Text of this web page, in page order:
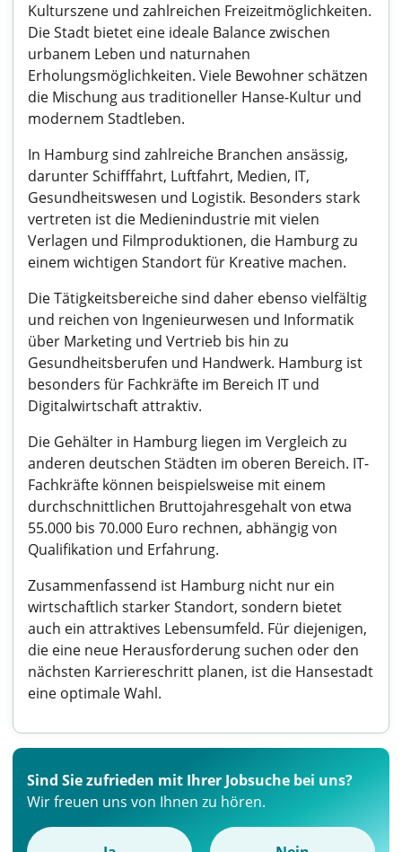
Kulturszene und zahlreichen Freizeitmöglichkeiten.
Die Stadt bietet eine ideale Balance zwischen
urbanem Leben und naturnahen
Erholungsmöglichkeiten. Viele Bewohner schätzen
die Mischung aus traditioneller Hanse-Kultur und
modernem Stadtleben.
In Hamburg sind zahlreiche Branchen ansässig,
darunter Schifffahrt, Luftfahrt, Medien, IT,
Gesundheitswesen und Logistik. Besonders stark
vertreten ist die Medienindustrie mit vielen
Verlagen und Filmproduktionen, die Hamburg zu
einem wichtigen Standort für Kreative machen.
Die Tätigkeitsbereiche sind daher ebenso vielfältig
und reichen von Ingenieurwesen und Informatik
über Marketing und Vertrieb bis hin zu
Gesundheitsberufen und Handwerk. Hamburg ist
besonders für Fachkräfte im Bereich IT und
Digitalwirtschaft attraktiv.
Die Gehälter in Hamburg liegen im Vergleich zu
anderen deutschen Städten im oberen Bereich. IT-
Fachkräfte können beispielsweise mit einem
durchschnittlichen Bruttojahresgehalt von etwa
55.000 bis 70.000 Euro rechnen, abhängig von
Qualifikation und Erfahrung.
Zusammenfassend ist Hamburg nicht nur ein
wirtschaftlich starker Standort, sondern bietet
auch ein attraktives Lebensumfeld. Für diejenigen,
die eine neue Herausforderung suchen oder den
nächsten Karriereschritt planen, ist die Hansestadt
eine optimale Wahl.
Sind Sie zufrieden mit Ihrer Jobsuche bei uns?
Wir freuen uns von Ihnen zu hören.